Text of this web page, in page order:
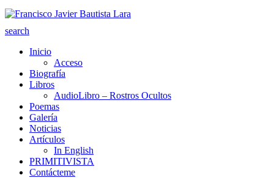
search
Inicio
Acceso
Biografía
Libros
AudioLibro – Rostros Ocultos
Poemas
Galería
Noticias
Artículos
In English
PRIMITIVISTA
Contácteme